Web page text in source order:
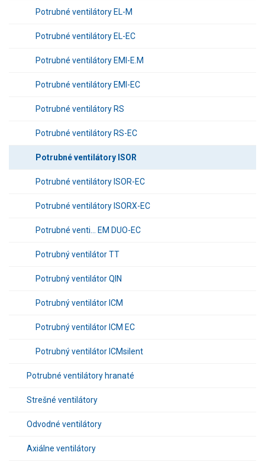
Potrubné ventilátory EL-M
Potrubné ventilátory EL-EC
Potrubné ventilátory EMI-E.M
Potrubné ventilátory EMI-EC
Potrubné ventilátory RS
Potrubné ventilátory RS-EC
Potrubné ventilátory ISOR
Potrubné ventilátory ISOR-EC
Potrubné ventilátory ISORX-EC
Potrubné venti... EM DUO-EC
Potrubný ventilátor TT
Potrubný ventilátor QIN
Potrubný ventilátor ICM
Potrubný ventilátor ICM EC
Potrubný ventilátor ICMsilent
Potrubné ventilátory hranaté
Strešné ventilátory
Odvodné ventilátory
Axiálne ventilátory